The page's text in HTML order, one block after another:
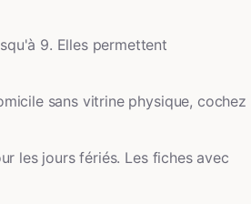
9. Elles permettent
sans vitrine physique, cochez
les jours fériés. Les fiches avec